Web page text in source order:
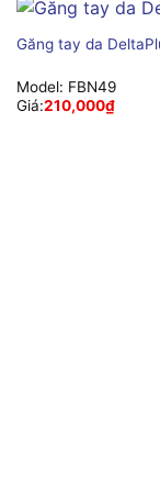
Găng tay da
Model: FBN49
Giá:210,000₫